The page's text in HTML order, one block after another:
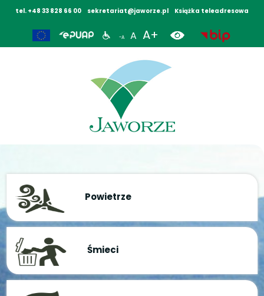
tel. +48 33 828 66 00 sekretariat@jaworze.pl Książka teleadresowa
-A A A+
Powietrze
Śmieci